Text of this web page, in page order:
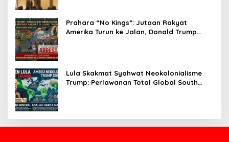
Prahara “No Kings”: Jutaan Rakyat
Amerika Turun ke Jalan, Donald Trump
Lula Skakmat Syahwat Neokolonialisme
Trump: Perlawanan Total Global South